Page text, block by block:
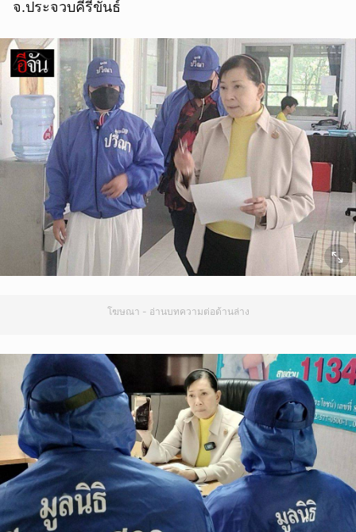
จ.ประจวบคีรีขันธ์
โฆษณา - อ่านบทความต่อด้านล่าง